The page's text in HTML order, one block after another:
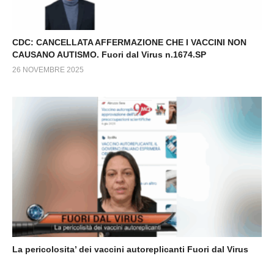
CDC: CANCELLATA AFFERMAZIONE CHE I VACCINI NON
CAUSANO AUTISMO. Fuori dal Virus n.1674.SP
26 NOVEMBRE 2025
La pericolosita’ dei vaccini autoreplicanti Fuori dal Virus